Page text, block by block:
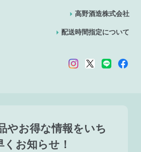
高野酒造株式会社
配送時間指定について
やお得な情報をいち
くお知らせ！